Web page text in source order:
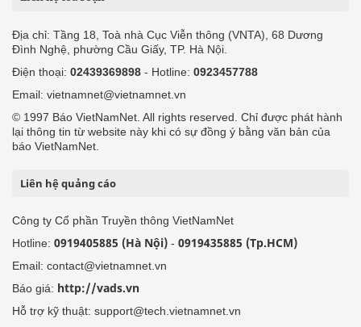
Địa chỉ: Tầng 18, Toà nhà Cục Viễn thông (VNTA), 68 Dương
Đình Nghệ, phường Cầu Giấy, TP. Hà Nội.
Điện thoại: 02439369898 - Hotline: 0923457788
Email: vietnamnet@vietnamnet.vn
© 1997 Báo VietNamNet. All rights reserved. Chỉ được phát hành
lại thông tin từ website này khi có sự đồng ý bằng văn bản của
báo VietNamNet.
Liên hệ quảng cáo
Công ty Cổ phần Truyền thông VietNamNet
Hotline: 0919405885 (Hà Nội) - 0919435885 (Tp.HCM)
Email: contact@vietnamnet.vn
Báo giá: http://vads.vn
Hỗ trợ kỹ thuật: support@tech.vietnamnet.vn